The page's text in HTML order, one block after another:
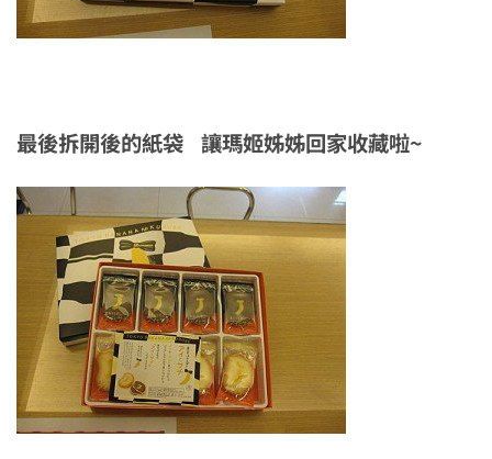
最後拆開後的紙袋 讓瑪姬姊姊回家收藏啦~